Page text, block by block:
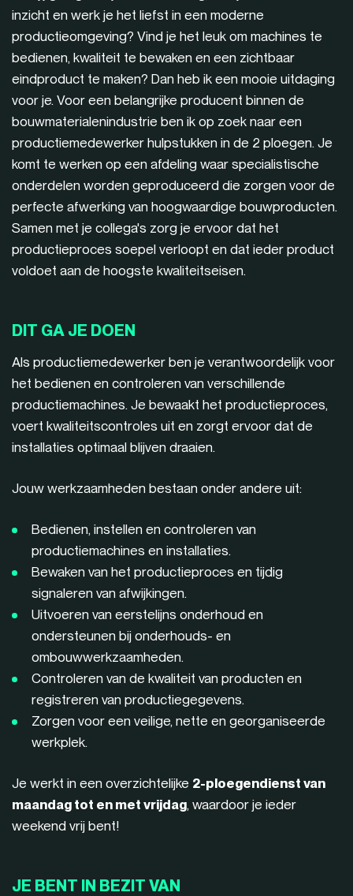
inzicht en werk je het liefst in een moderne
productieomgeving? Vind je het leuk om machines te
bedienen, kwaliteit te bewaken en een zichtbaar
eindproduct te maken? Dan heb ik een mooie uitdaging
voor je. Voor een belangrijke producent binnen de
bouwmaterialenindustrie ben ik op zoek naar een
productiemedewerker hulpstukken in de 2 ploegen. Je
komt te werken op een afdeling waar specialistische
onderdelen worden geproduceerd die zorgen voor de
perfecte afwerking van hoogwaardige bouwproducten.
Samen met je collega's zorg je ervoor dat het
productieproces soepel verloopt en dat ieder product
voldoet aan de hoogste kwaliteitseisen.
DIT GA JE DOEN
Als productiemedewerker ben je verantwoordelijk voor
het bedienen en controleren van verschillende
productiemachines. Je bewaakt het productieproces,
voert kwaliteitscontroles uit en zorgt ervoor dat de
installaties optimaal blijven draaien.
Jouw werkzaamheden bestaan onder andere uit:
Bedienen, instellen en controleren van
productiemachines en installaties.
Bewaken van het productieproces en tijdig
signaleren van afwijkingen.
Uitvoeren van eerstelijns onderhoud en
ondersteunen bij onderhouds- en
ombouwwerkzaamheden.
Controleren van de kwaliteit van producten en
registreren van productiegegevens.
Zorgen voor een veilige, nette en georganiseerde
werkplek.
Je werkt in een overzichtelijke 2-ploegendienst van
maandag tot en met vrijdag, waardoor je ieder
weekend vrij bent!
JE BENT IN BEZIT VAN